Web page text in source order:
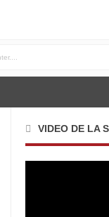
VIDEO DE LA